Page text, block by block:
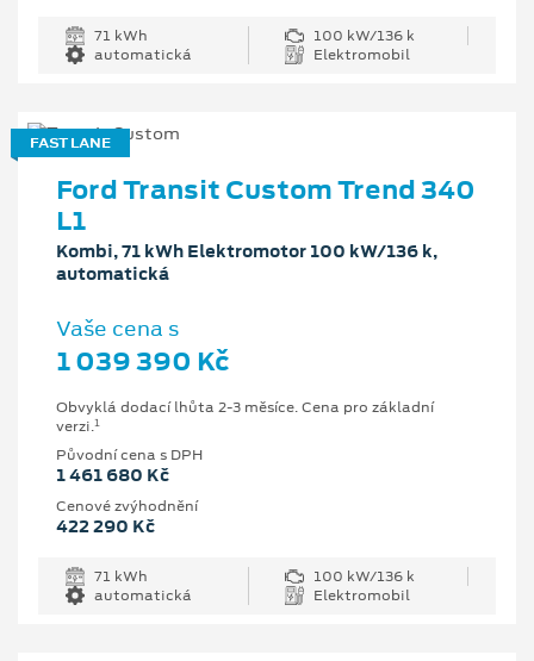
71 kWh
100 kW/136 k
automatická
Elektromobil
FAST LANE
Ford Transit Custom Trend 340
L1
Kombi, 71 kWh Elektromotor 100 kW/136 k,
automatická
Vaše cena s
1 039 390 Kč
Obvyklá dodací lhůta 2-3 měsíce. Cena pro základní
verzi.1
Původní cena s DPH
1 461 680 Kč
Cenové zvýhodnění
422 290 Kč
71 kWh
100 kW/136 k
automatická
Elektromobil